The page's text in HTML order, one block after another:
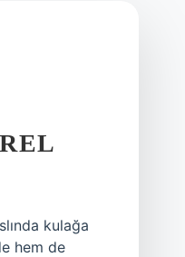
kulağa
hem de